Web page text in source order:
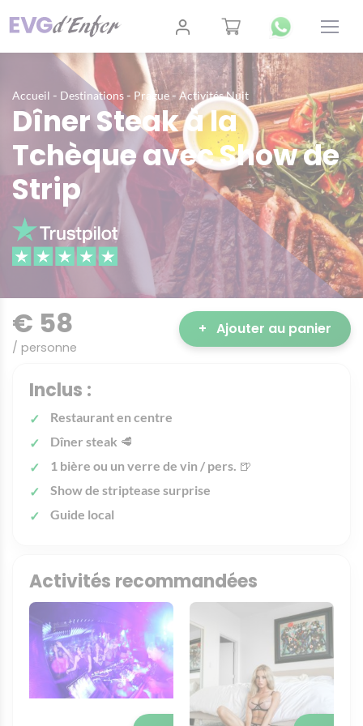
Accueil - Destinations - Prague-Activités Nuit
Dîner Steak à la
Tchèque avec Show de
Strip
€ 58
/ personne
+ Ajouter au panier
Inclus :
Restaurant en centre
Dîner steak 🥩
1 bière ou un verre de vin / pers. 🍺
Show de striptease surprise
Guide local
Activités recommandées